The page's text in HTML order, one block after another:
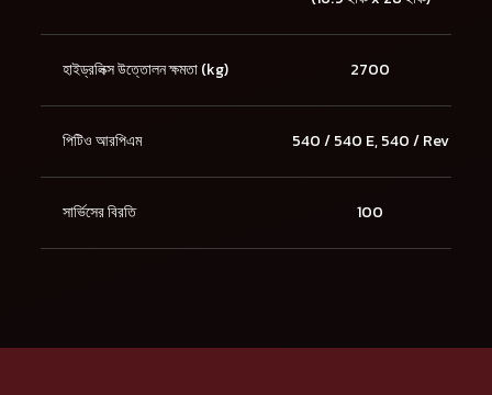
হাইড্রলিক্স উত্তোলন ক্ষমতা (kg) 2700
পিটিও আরপিএম 540 / 540 E, 540 / Rev
সার্ভিসের বিরতি 100